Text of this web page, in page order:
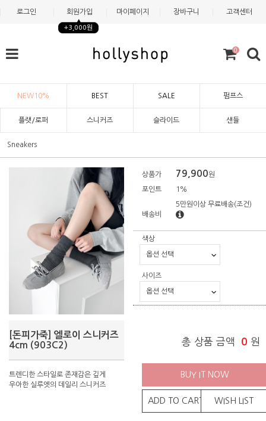
로그인 회원가입
+3,000원
마이페이지 장바구니 고객센터
0
NEW10% BEST SALE 펌프스
플랫/로퍼 스니커즈 슬라이드 샌들
Sneakers
[돈피가죽] 엘로이 스니커즈
4cm (903C2)
트렌디한 스타일로 존재감은 깊게
우아한 실루엣의 데일리 스니커즈
상품가 79,900원
포인트 1%
배송비
5만원이상 무료배송(조건)
색상
사이즈
총 상품 금액 0 원
BUY IT NOW
ADD TO CART WISH LIST